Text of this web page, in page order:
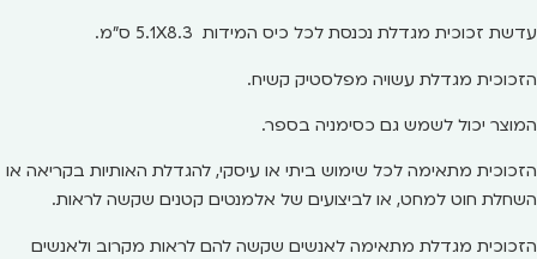
עדשת זכוכית מגדלת נכנסת לכל כיס המידות 5.1X8.3 ס"מ.
הזכוכית מגדלת עשויה מפלסטיק קשיח.
המוצר יכול לשמש גם כסימניה בספר.
הזכוכית מתאימה לכל שימוש ביתי או עיסקי, להגדלת האותיות בקריאה או
השחלת חוט למחט, או לביצועים של אלמנטים קטנים שקשה לראות.
הזכוכית מגדלת מתאימה לאנשים שקשה להם לראות מקרוב ולאנשים